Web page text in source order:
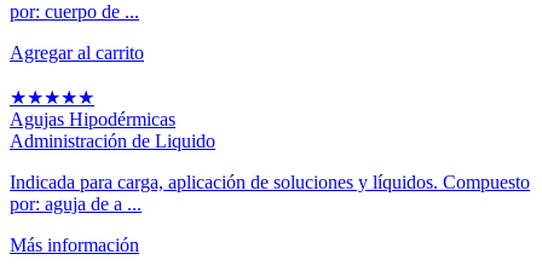
por: cuerpo de ...
Agregar al carrito
★★★★★
Agujas Hipodérmicas
Administración de Liquido
Indicada para carga, aplicación de soluciones y líquidos. Compuesto
por: aguja de a ...
Más información